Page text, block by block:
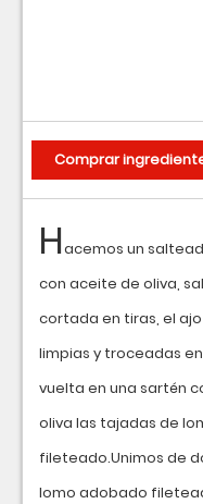
Hacemos un
con aceite de oliva,
cortada en tiras, el
limpias y troceadas
vuelta en una sartén
oliva las tajadas de
fileteado.Unimos de
lomo adobado
Comprar